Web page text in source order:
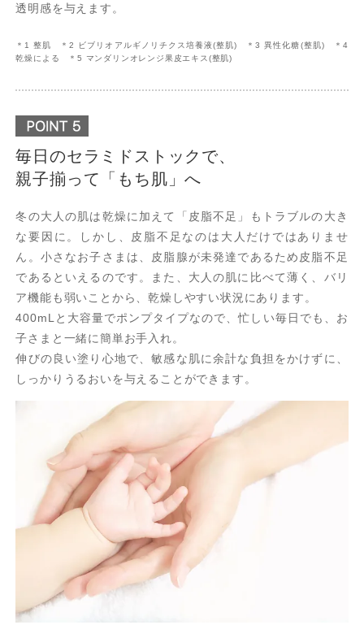
透明感を与えます。
＊1 整肌 ＊2 ビブリオアルギノリチクス培養液(整肌) ＊3 異性化糖(整肌) ＊4
乾燥による ＊5 マンダリンオレンジ果皮エキス(整肌)
毎日のセラミドストックで、
親子揃って「もち肌」へ
冬の大人の肌は乾燥に加えて「皮脂不足」もトラブルの大き
な要因に。しかし、皮脂不足なのは大人だけではありませ
ん。小さなお子さまは、皮脂腺が未発達であるため皮脂不足
であるといえるのです。また、大人の肌に比べて薄く、バリ
ア機能も弱いことから、乾燥しやすい状況にあります。
400mLと大容量でポンプタイプなので、忙しい毎日でも、お
子さまと一緒に簡単お手入れ。
伸びの良い塗り心地で、敏感な肌に余計な負担をかけずに、
しっかりうるおいを与えることができます。